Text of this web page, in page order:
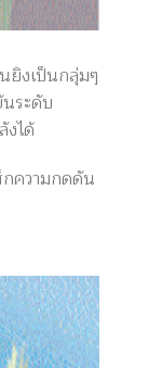
ยิงเป็นกลุ่มๆ
ระดับ
งได้
ความกดดัน